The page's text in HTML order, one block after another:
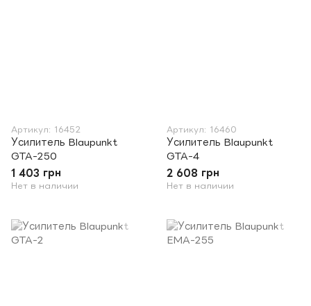
Артикул: 16452
Усилитель Blaupunkt
GTA-250
1 403 грн
Нет в наличии
Артикул: 16460
Усилитель Blaupunkt
GTA-4
2 608 грн
Нет в наличии